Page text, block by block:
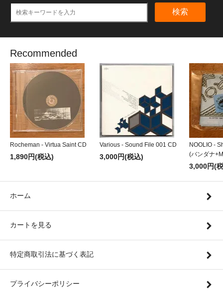
検索
Recommended
Rocheman - Virtua Saint CD
1,890円(税込)
Various - Sound File 001 CD
3,000円(税込)
NOOLIO -
(バンダナ
3,000円(
ホーム
カートを見る
特定商取引法に基づく表記
プライバシーポリシー